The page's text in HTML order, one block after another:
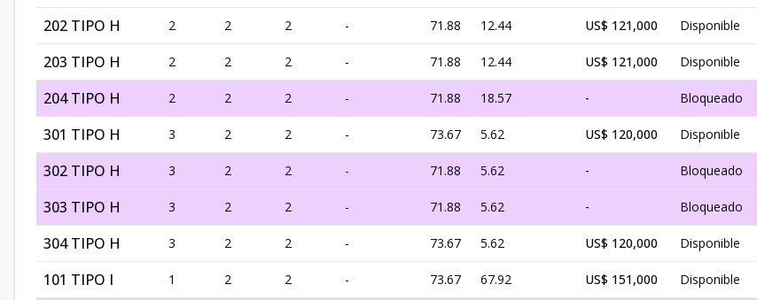
202 TIPO H 2 2 2 - 71.88 12.44 US$ 121,000 Disponible
203 TIPO H 2 2 2 - 71.88 12.44 US$ 121,000 Disponible
204 TIPO H 2 2 2 - 71.88 18.57 - Bloqueado
301 TIPO H 3 2 2 - 73.67 5.62 US$ 120,000 Disponible
302 TIPO H 3 2 2 - 71.88 5.62 - Bloqueado
303 TIPO H 3 2 2 - 71.88 5.62 - Bloqueado
304 TIPO H 3 2 2 - 73.67 5.62 US$ 120,000 Disponible
101 TIPO I 1 2 2 - 73.67 67.92 US$ 151,000 Disponible